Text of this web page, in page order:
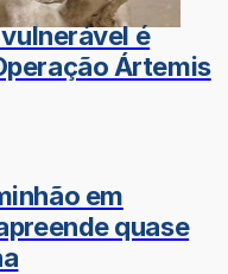
é
Ártemis
em
quase